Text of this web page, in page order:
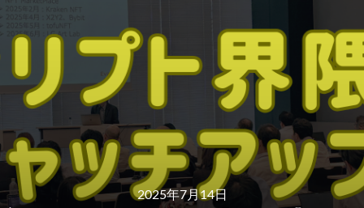
2025年7月14日